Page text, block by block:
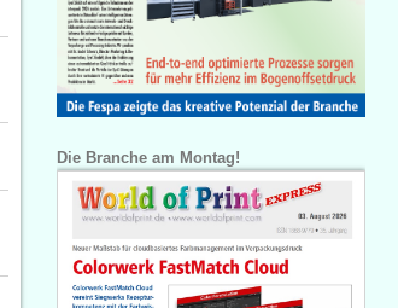
Die Branche am Montag!